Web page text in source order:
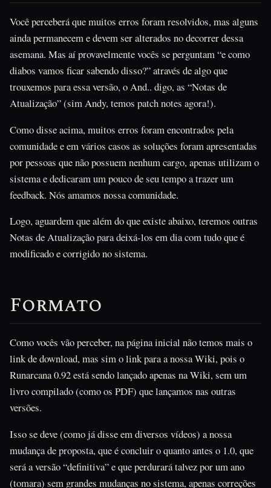
Você perceberá que muitos erros foram resolvidos, mas alguns
ainda permanecem e devem ser alterados no decorrer dessa
asemana. Mas aí provavelmente vocês se perguntam “e como
diabos vamos ficar sabendo disso?” através de algo que
trouxemos para essa versão, o And.. digo, as “Notas de
Atualização” (sim Andy, temos patch notes agora!).
Como disse acima, muitos erros foram encontrados pela
comunidade e em vários casos as soluções foram apresentadas
por pessoas que não possuem nenhum cargo, apenas utilizam o
sistema e dedicaram um pouco de seu tempo a trazer um
feedback. Nós amamos nossa comunidade.
Logo, aguardem que além do que existe abaixo, teremos outras
Notas de Atualização para deixá-los em dia com tudo que é
modificado e corrigido no sistema.
Formato
Como vocês vão perceber, na página inicial não temos mais o
link de download, mas sim o link para a nossa Wiki, pois o
Runarcana 0.92 está sendo lançado apenas na Wiki, sem um
livro compilado (como os PDF) que lançamos nas outras
versões.
Isso se deve (como já disse em diversos vídeos) a nossa
mudança de proposta, que é concluir o quanto antes o 1.0, que
será a versão “definitiva” e que perdurará talvez por um ano
(tomara) sem grandes mudanças no sistema, apenas correções